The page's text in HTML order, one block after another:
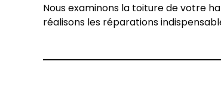
Nous examinons la toiture de votre
réalisons les réparations